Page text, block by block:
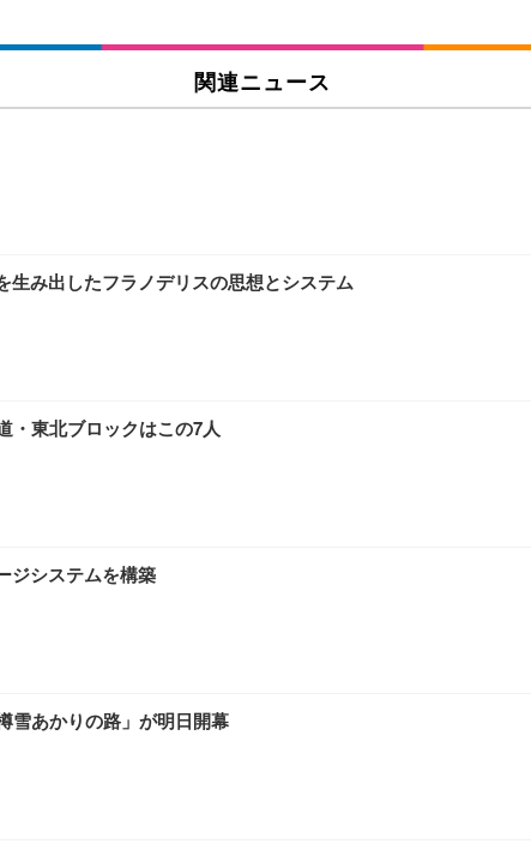
げ式アームレスト コンパクト 約105度ロッキング pc 事務椅子 360度回
ェア 強化バックレスト 30度ロッキング機能 人間工学 椅子 腰サポート
気性 ランバーサポート付き 腰サポート ガス圧無段階昇降 360度回転 キ
WT | 31.5型4K UHD・USB Type-C・ホワイト
捨て 無香料 ホワイト 300枚関連ニュース
生み出したフラノデリスの思想とシステム
・東北ブロックはこの7人
ジシステムを構築
あかりの路」が明日開幕